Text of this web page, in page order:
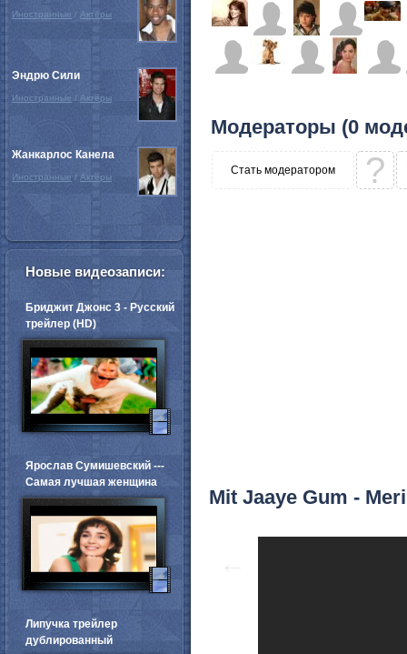
Модераторы (0
Стать модератором ?
Mit Jaaye Gum -
Иностранные / Актёры
Эндрю Сили
Иностранные / Актёры
Жанкарлос Канела
Иностранные / Актёры
Новые видеозаписи:
Бриджит Джонс 3 - Русский
трейлер (HD)
Ярослав Сумишевский ---
Самая лучшая женщина
Липучка трейлер
дублированный